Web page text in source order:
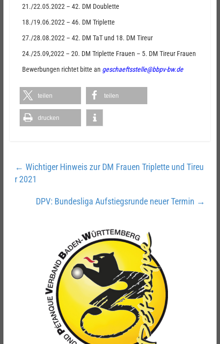
21./22.05.2022 – 42. DM Doublette
18./19.06.2022 – 46. DM Triplette
27./28.08.2022 – 42. DM TaT und 18. DM Tireur
24./25.09,2022 – 20. DM Triplette Frauen – 5. DM Tireur Frauen
Bewerbungen richtet bitte an geschaeftsstelle@bbpv-bw.de
teilen teilen
drucken
← Wichtiger Hinweis zur DM Frauen Triplette und Tireu
r 2021
DPV: Bundesliga Aufstiegsrunde neuer Termin →